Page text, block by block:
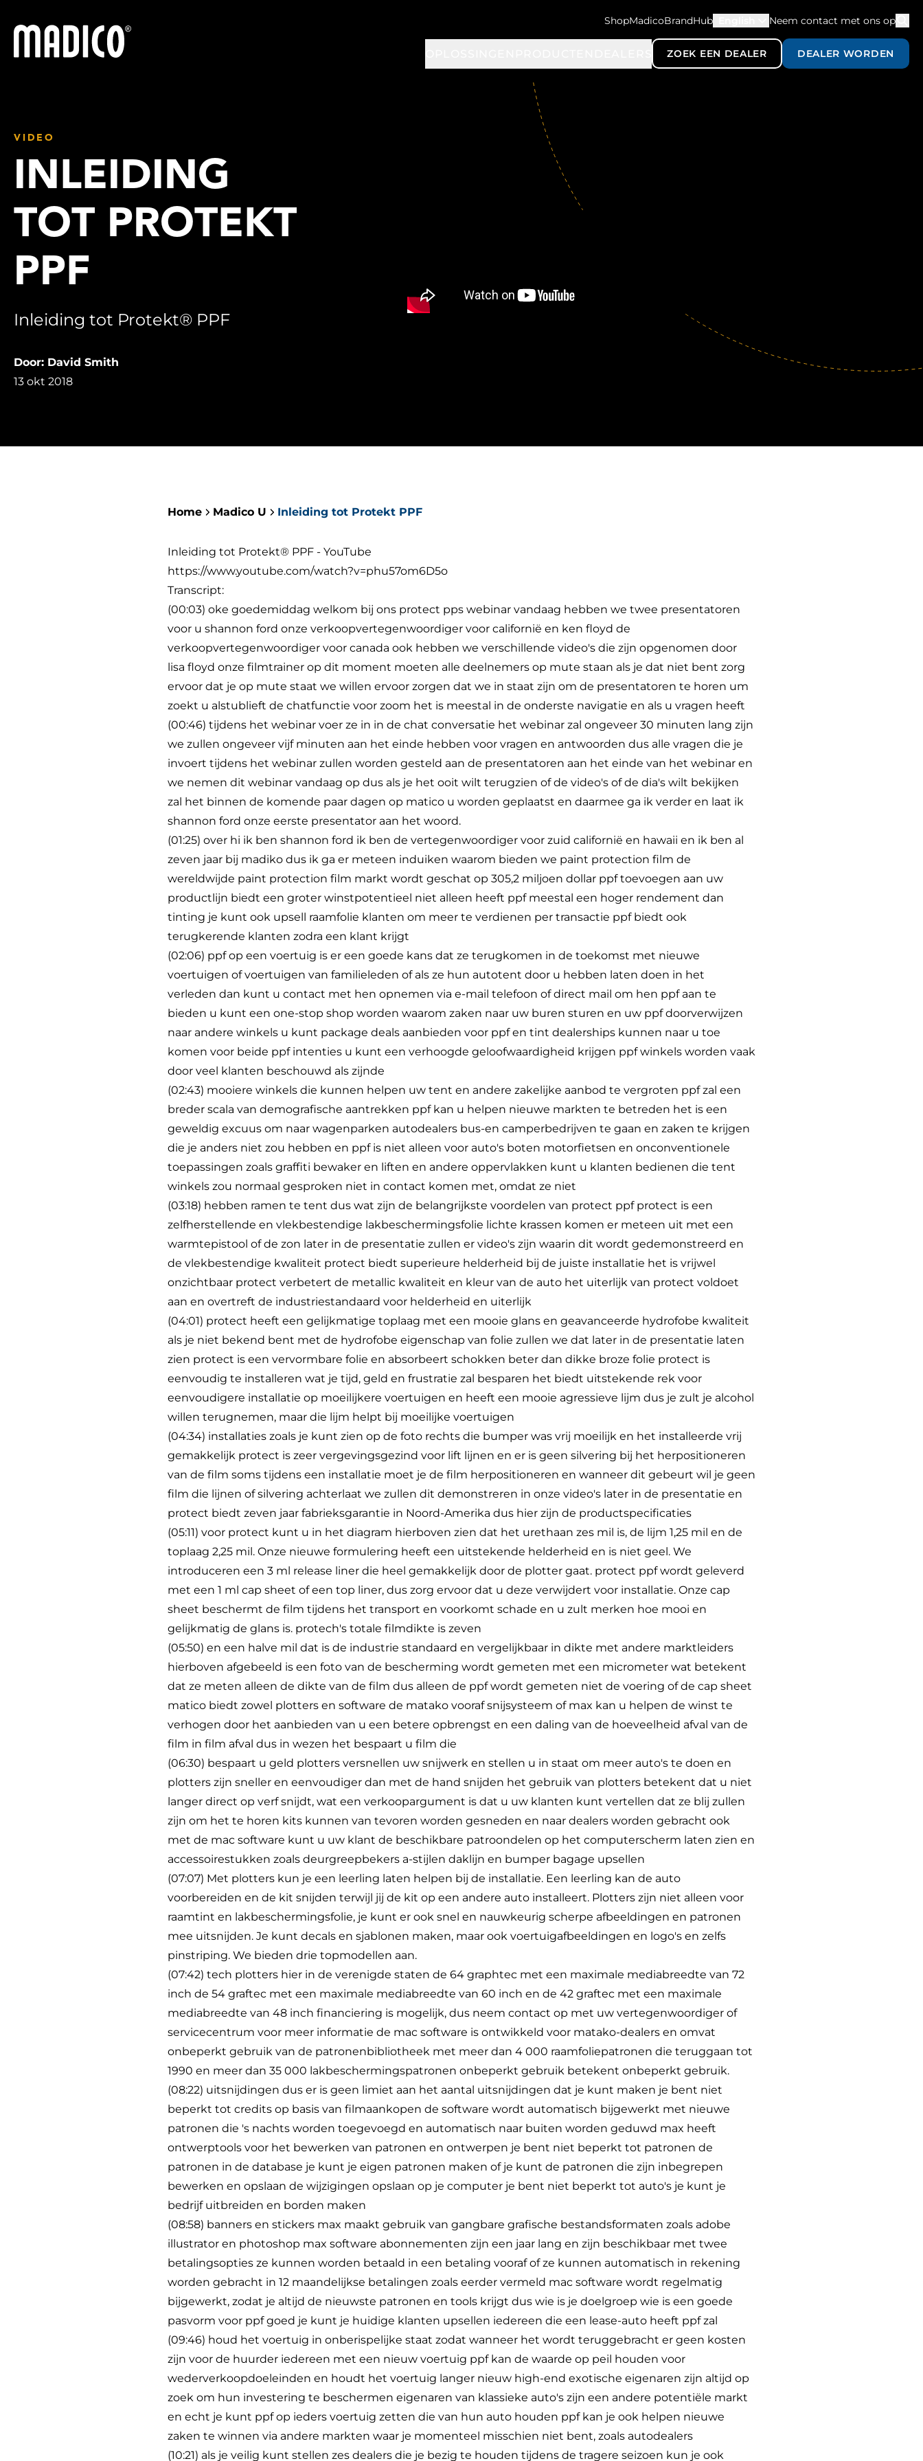
Madico
ShopMadicoBrandHub Neem contact met ons op
ZOEK EEN DEALER DEALER WORDEN
VIDEO
INLEIDING
TOT PROTEKT
PPF
Inleiding tot Protekt® PPF
Door: David Smith
13 okt 2018
Home Madico U Inleiding tot Protekt PPF
Inleiding tot Protekt® PPF - YouTube
https://www.youtube.com/watch?v=phu57om6D5o
Transcript:
(00:03) oke goedemiddag welkom bij ons protect pps webinar vandaag hebben we twee presentatoren
voor u shannon ford onze verkoopvertegenwoordiger voor californië en ken floyd de
verkoopvertegenwoordiger voor canada ook hebben we verschillende video's die zijn opgenomen door
lisa floyd onze filmtrainer op dit moment moeten alle deelnemers op mute staan als je dat niet bent zorg
ervoor dat je op mute staat we willen ervoor zorgen dat we in staat zijn om de presentatoren te horen um
zoekt u alstublieft de chatfunctie voor zoom het is meestal in de onderste navigatie en als u vragen heeft
(00:46) tijdens het webinar voer ze in in de chat conversatie het webinar zal ongeveer 30 minuten lang zijn
we zullen ongeveer vijf minuten aan het einde hebben voor vragen en antwoorden dus alle vragen die je
invoert tijdens het webinar zullen worden gesteld aan de presentatoren aan het einde van het webinar en
we nemen dit webinar vandaag op dus als je het ooit wilt terugzien of de video's of de dia's wilt bekijken
zal het binnen de komende paar dagen op matico u worden geplaatst en daarmee ga ik verder en laat ik
shannon ford onze eerste presentator aan het woord.
(01:25) over hi ik ben shannon ford ik ben de vertegenwoordiger voor zuid californië en hawaii en ik ben al
zeven jaar bij madiko dus ik ga er meteen induiken waarom bieden we paint protection film de
wereldwijde paint protection film markt wordt geschat op 305,2 miljoen dollar ppf toevoegen aan uw
productlijn biedt een groter winstpotentieel niet alleen heeft ppf meestal een hoger rendement dan
tinting je kunt ook upsell raamfolie klanten om meer te verdienen per transactie ppf biedt ook
terugkerende klanten zodra een klant krijgt
(02:06) ppf op een voertuig is er een goede kans dat ze terugkomen in de toekomst met nieuwe
voertuigen of voertuigen van familieleden of als ze hun autotent door u hebben laten doen in het
verleden dan kunt u contact met hen opnemen via e-mail telefoon of direct mail om hen ppf aan te
bieden u kunt een one-stop shop worden waarom zaken naar uw buren sturen en uw ppf doorverwijzen
naar andere winkels u kunt package deals aanbieden voor ppf en tint dealerships kunnen naar u toe
komen voor beide ppf intenties u kunt een verhoogde geloofwaardigheid krijgen ppf winkels worden vaak
door veel klanten beschouwd als zijnde
(02:43) mooiere winkels die kunnen helpen uw tent en andere zakelijke aanbod te vergroten ppf zal een
breder scala van demografische aantrekken ppf kan u helpen nieuwe markten te betreden het is een
geweldig excuus om naar wagenparken autodealers bus-en camperbedrijven te gaan en zaken te krijgen
die je anders niet zou hebben en ppf is niet alleen voor auto's boten motorfietsen en onconventionele
toepassingen zoals graffiti bewaker en liften en andere oppervlakken kunt u klanten bedienen die tent
winkels zou normaal gesproken niet in contact komen met, omdat ze niet
(03:18) hebben ramen te tent dus wat zijn de belangrijkste voordelen van protect ppf protect is een
zelfherstellende en vlekbestendige lakbeschermingsfolie lichte krassen komen er meteen uit met een
warmtepistool of de zon later in de presentatie zullen er video's zijn waarin dit wordt gedemonstreerd en
de vlekbestendige kwaliteit protect biedt superieure helderheid bij de juiste installatie het is vrijwel
onzichtbaar protect verbetert de metallic kwaliteit en kleur van de auto het uiterlijk van protect voldoet
aan en overtreft de industriestandaard voor helderheid en uiterlijk
(04:01) protect heeft een gelijkmatige toplaag met een mooie glans en geavanceerde hydrofobe kwaliteit
als je niet bekend bent met de hydrofobe eigenschap van folie zullen we dat later in de presentatie laten
zien protect is een vervormbare folie en absorbeert schokken beter dan dikke broze folie protect is
eenvoudig te installeren wat je tijd, geld en frustratie zal besparen het biedt uitstekende rek voor
eenvoudigere installatie op moeilijkere voertuigen en heeft een mooie agressieve lijm dus je zult je alcohol
willen terugnemen, maar die lijm helpt bij moeilijke voertuigen
(04:34) installaties zoals je kunt zien op de foto rechts die bumper was vrij moeilijk en het installeerde vrij
gemakkelijk protect is zeer vergevingsgezind voor lift lijnen en er is geen silvering bij het herpositioneren
van de film soms tijdens een installatie moet je de film herpositioneren en wanneer dit gebeurt wil je geen
film die lijnen of silvering achterlaat we zullen dit demonstreren in onze video's later in de presentatie en
protect biedt zeven jaar fabrieksgarantie in Noord-Amerika dus hier zijn de productspecificaties
(05:11) voor protect kunt u in het diagram hierboven zien dat het urethaan zes mil is, de lijm 1,25 mil en de
toplaag 2,25 mil. Onze nieuwe formulering heeft een uitstekende helderheid en is niet geel. We
introduceren een 3 ml release liner die heel gemakkelijk door de plotter gaat. protect ppf wordt geleverd
met een 1 ml cap sheet of een top liner, dus zorg ervoor dat u deze verwijdert voor installatie. Onze cap
sheet beschermt de film tijdens het transport en voorkomt schade en u zult merken hoe mooi en
gelijkmatig de glans is. protech's totale filmdikte is zeven
(05:50) en een halve mil dat is de industrie standaard en vergelijkbaar in dikte met andere marktleiders
hierboven afgebeeld is een foto van de bescherming wordt gemeten met een micrometer wat betekent
dat ze meten alleen de dikte van de film dus alleen de ppf wordt gemeten niet de voering of de cap sheet
matico biedt zowel plotters en software de matako vooraf snijsysteem of max kan u helpen de winst te
verhogen door het aanbieden van u een betere opbrengst en een daling van de hoeveelheid afval van de
film in film afval dus in wezen het bespaart u film die
(06:30) bespaart u geld plotters versnellen uw snijwerk en stellen u in staat om meer auto's te doen en
plotters zijn sneller en eenvoudiger dan met de hand snijden het gebruik van plotters betekent dat u niet
langer direct op verf snijdt, wat een verkoopargument is dat u uw klanten kunt vertellen dat ze blij zullen
zijn om het te horen kits kunnen van tevoren worden gesneden en naar dealers worden gebracht ook
met de mac software kunt u uw klant de beschikbare patroondelen op het computerscherm laten zien en
accessoirestukken zoals deurgreepbekers a-stijlen daklijn en bumper bagage upsellen
(07:07) Met plotters kun je een leerling laten helpen bij de installatie. Een leerling kan de auto
voorbereiden en de kit snijden terwijl jij de kit op een andere auto installeert. Plotters zijn niet alleen voor
raamtint en lakbeschermingsfolie, je kunt er ook snel en nauwkeurig scherpe afbeeldingen en patronen
mee uitsnijden. Je kunt decals en sjablonen maken, maar ook voertuigafbeeldingen en logo's en zelfs
pinstriping. We bieden drie topmodellen aan.
(07:42) tech plotters hier in de verenigde staten de 64 graphtec met een maximale mediabreedte van 72
inch de 54 graftec met een maximale mediabreedte van 60 inch en de 42 graftec met een maximale
mediabreedte van 48 inch financiering is mogelijk, dus neem contact op met uw vertegenwoordiger of
servicecentrum voor meer informatie de mac software is ontwikkeld voor matako-dealers en omvat
onbeperkt gebruik van de patronenbibliotheek met meer dan 4 000 raamfoliepatronen die teruggaan tot
1990 en meer dan 35 000 lakbeschermingspatronen onbeperkt gebruik betekent onbeperkt gebruik.
(08:22) uitsnijdingen dus er is geen limiet aan het aantal uitsnijdingen dat je kunt maken je bent niet
beperkt tot credits op basis van filmaankopen de software wordt automatisch bijgewerkt met nieuwe
patronen die 's nachts worden toegevoegd en automatisch naar buiten worden geduwd max heeft
ontwerptools voor het bewerken van patronen en ontwerpen je bent niet beperkt tot patronen de
patronen in de database je kunt je eigen patronen maken of je kunt de patronen die zijn inbegrepen
bewerken en opslaan de wijzigingen opslaan op je computer je bent niet beperkt tot auto's je kunt je
bedrijf uitbreiden en borden maken
(08:58) banners en stickers max maakt gebruik van gangbare grafische bestandsformaten zoals adobe
illustrator en photoshop max software abonnementen zijn een jaar lang en zijn beschikbaar met twee
betalingsopties ze kunnen worden betaald in een betaling vooraf of ze kunnen automatisch in rekening
worden gebracht in 12 maandelijkse betalingen zoals eerder vermeld mac software wordt regelmatig
bijgewerkt, zodat je altijd de nieuwste patronen en tools krijgt dus wie is je doelgroep wie is een goede
pasvorm voor ppf goed je kunt je huidige klanten upsellen iedereen die een lease-auto heeft ppf zal
(09:46) houd het voertuig in onberispelijke staat zodat wanneer het wordt teruggebracht er geen kosten
zijn voor de huurder iedereen met een nieuw voertuig ppf kan de waarde op peil houden voor
wederverkoopdoeleinden en houdt het voertuig langer nieuw high-end exotische eigenaren zijn altijd op
zoek om hun investering te beschermen eigenaren van klassieke auto's zijn een andere potentiële markt
en echt je kunt ppf op ieders voertuig zetten die van hun auto houden ppf kan je ook helpen nieuwe
zaken te winnen via andere markten waar je momenteel misschien niet bent, zoals autodealers
(10:21) als je veilig kunt stellen zes dealers die je bezig te houden tijdens de tragere seizoen kun je ook